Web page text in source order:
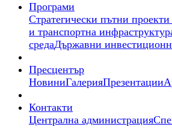
Програми
Стратегически пътни
и транспортна
средаДържавни
Пресцентър
НовиниГалерияПрезентации
Контакти
Централна администрация